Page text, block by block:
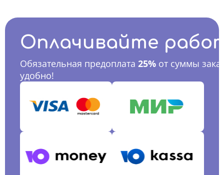
Оплачивайте
Обязательная предоплата 25% от суммы
удобно!